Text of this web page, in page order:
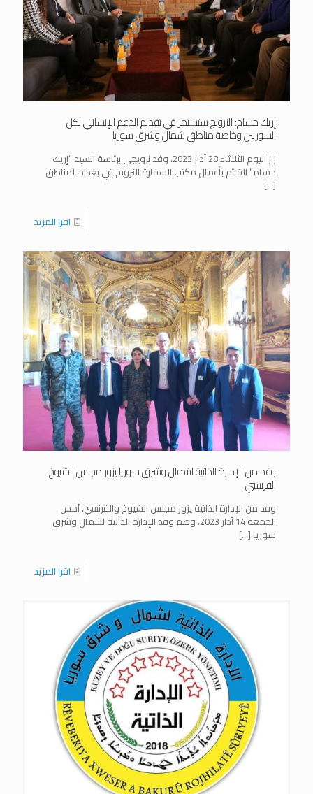
إريك حسام: النرويج ستستمر في تقديم الدعم الإنساني لكل
السوريين وخاصة مناطق شمال وشرق سوريا
زار اليوم الثلاثاء 28 آذار 2023، وفد نرويجي برئاسة السيد “إريك
حسام” القائم بأعمال مكتب السفارة النرويج في بغداد، لمناطق
[…]
اقرا المزيد
وفد من الإدارة الذاتية لشمال وشرق سوريا يزور مجلس الشيوخ
الفرنسي
وفد من الإدارة الذاتية يزور مجلس الشيوخ والفرنسي، أمس
الجمعة 14 آذار 2023، وضم وفد الإدارة الذاتية لشمال وشرق
سوريا […]
اقرا المزيد